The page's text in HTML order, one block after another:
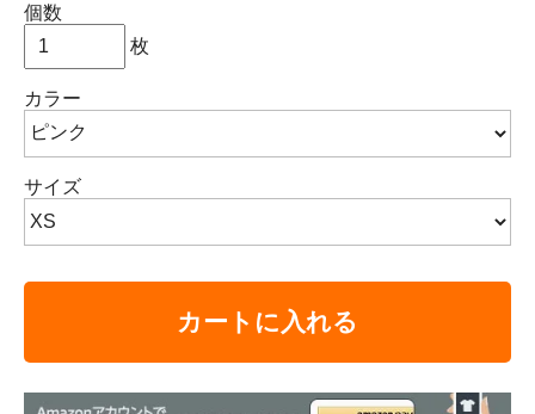
個数
枚
カラー
サイズ
カートに入れる